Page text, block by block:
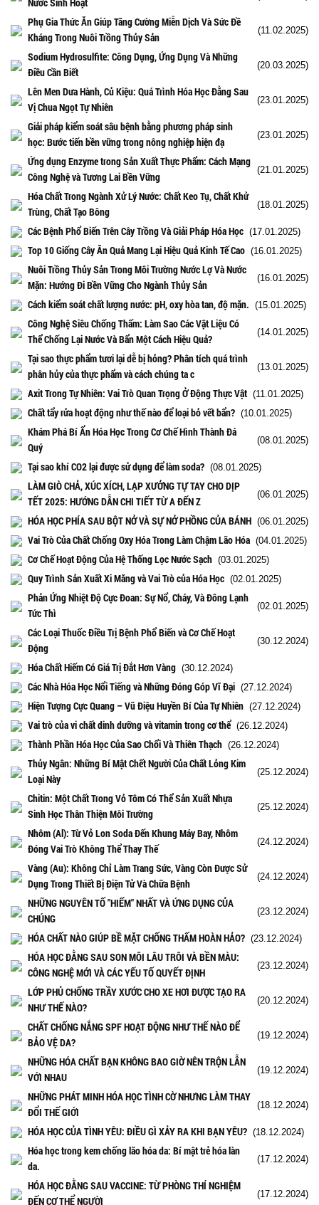
Phụ Gia Thức Ăn Giúp Tăng Cường Miễn Dịch Và Sức Đề
Kháng Trong Nuôi Trồng Thủy Sản
(11.02.2025)
Sodium Hydrosulfite: Công Dụng, Ứng Dụng Và Những
Điều Cần Biết
(20.03.2025)
Lên Men Dưa Hành, Củ Kiệu: Quá Trình Hóa Học Đằng Sau
Vị Chua Ngọt Tự Nhiên
(23.01.2025)
Giải pháp kiểm soát sâu bệnh bằng phương pháp sinh
học: Bước tiến bền vững trong nông nghiệp hiện đạ
(23.01.2025)
Ứng dụng Enzyme trong Sản Xuất Thực Phẩm: Cách Mạng
Công Nghệ và Tương Lai Bền Vững
(21.01.2025)
Hóa Chất Trong Ngành Xử Lý Nước: Chất Keo Tụ, Chất Khử
Trùng, Chất Tạo Bông
(18.01.2025)
Các Bệnh Phổ Biến Trên Cây Trồng Và Giải Pháp Hóa Học (17.01.2025)
Top 10 Giống Cây Ăn Quả Mang Lại Hiệu Quả Kinh Tế Cao (16.01.2025)
Nuôi Trồng Thủy Sản Trong Môi Trường Nước Lợ Và Nước
Mặn: Hướng Đi Bền Vững Cho Ngành Thủy Sản
(16.01.2025)
Cách kiểm soát chất lượng nước: pH, oxy hòa tan, độ mặn. (15.01.2025)
Công Nghệ Siêu Chống Thấm: Làm Sao Các Vật Liệu Có
Thể Chống Lại Nước Và Bẩn Một Cách Hiệu Quả?
(14.01.2025)
Tại sao thực phẩm tươi lại dễ bị hỏng? Phân tích quá trình
phân hủy của thực phẩm và cách chúng ta c
(13.01.2025)
Axit Trong Tự Nhiên: Vai Trò Quan Trọng Ở Động Thực Vật (11.01.2025)
Chất tẩy rửa hoạt động như thế nào để loại bỏ vết bẩn? (10.01.2025)
Khám Phá Bí Ẩn Hóa Học Trong Cơ Chế Hình Thành Đá
Quý
(08.01.2025)
Tại sao khí CO2 lại được sử dụng để làm soda? (08.01.2025)
LÀM GIÒ CHẢ, XÚC XÍCH, LẠP XƯỞNG TỰ TAY CHO DỊP
TẾT 2025: HƯỚNG DẪN CHI TIẾT TỪ A ĐẾN Z
(06.01.2025)
HÓA HỌC PHÍA SAU BỘT NỞ VÀ SỰ NỞ PHỒNG CỦA BÁNH (06.01.2025)
Vai Trò Của Chất Chống Oxy Hóa Trong Làm Chậm Lão Hóa (04.01.2025)
Cơ Chế Hoạt Động Của Hệ Thống Lọc Nước Sạch (03.01.2025)
Quy Trình Sản Xuất Xi Măng và Vai Trò của Hóa Học (02.01.2025)
Phản Ứng Nhiệt Độ Cực Đoan: Sự Nổ, Cháy, Và Đông Lạnh
Tức Thì
(02.01.2025)
Các Loại Thuốc Điều Trị Bệnh Phổ Biến và Cơ Chế Hoạt
Động
(30.12.2024)
Hóa Chất Hiếm Có Giá Trị Đắt Hơn Vàng (30.12.2024)
Các Nhà Hóa Học Nổi Tiếng và Những Đóng Góp Vĩ Đại (27.12.2024)
Hiện Tượng Cực Quang – Vũ Điệu Huyền Bí Của Tự Nhiên (27.12.2024)
Vai trò của vi chất dinh dưỡng và vitamin trong cơ thể (26.12.2024)
Thành Phần Hóa Học Của Sao Chổi Và Thiên Thạch (26.12.2024)
Thủy Ngân: Những Bí Mật Chết Người Của Chất Lỏng Kim
Loại Này
(25.12.2024)
Chitin: Một Chất Trong Vỏ Tôm Có Thể Sản Xuất Nhựa
Sinh Học Thân Thiện Môi Trường
(25.12.2024)
Nhôm (Al): Từ Vỏ Lon Soda Đến Khung Máy Bay, Nhôm
Đóng Vai Trò Không Thể Thay Thế
(24.12.2024)
Vàng (Au): Không Chỉ Làm Trang Sức, Vàng Còn Được Sử
Dụng Trong Thiết Bị Điện Tử Và Chữa Bệnh
(24.12.2024)
NHỮNG NGUYÊN TỐ "HIẾM" NHẤT VÀ ỨNG DỤNG CỦA
CHÚNG
(23.12.2024)
HÓA CHẤT NÀO GIÚP BỀ MẶT CHỐNG THẤM HOÀN HẢO? (23.12.2024)
HÓA HỌC ĐẰNG SAU SON MÔI LÂU TRÔI VÀ BỀN MÀU:
CÔNG NGHỆ MỚI VÀ CÁC YẾU TỐ QUYẾT ĐỊNH
(23.12.2024)
LỚP PHỦ CHỐNG TRẦY XƯỚC CHO XE HƠI ĐƯỢC TẠO RA
NHƯ THẾ NÀO?
(20.12.2024)
CHẤT CHỐNG NẮNG SPF HOẠT ĐỘNG NHƯ THẾ NÀO ĐỂ
BẢO VỆ DA?
(19.12.2024)
NHỮNG HÓA CHẤT BẠN KHÔNG BAO GIỜ NÊN TRỘN LẪN
VỚI NHAU
(19.12.2024)
NHỮNG PHÁT MINH HÓA HỌC TÌNH CỜ NHƯNG LÀM THAY
ĐỔI THẾ GIỚI
(18.12.2024)
HÓA HỌC CỦA TÌNH YÊU: ĐIỀU GÌ XẢY RA KHI BẠN YÊU? (18.12.2024)
Hóa học trong kem chống lão hóa da: Bí mật trẻ hóa làn
da.
(17.12.2024)
HÓA HỌC ĐẰNG SAU VACCINE: TỪ PHÒNG THÍ NGHIỆM
ĐẾN CƠ THỂ NGƯỜI
(17.12.2024)